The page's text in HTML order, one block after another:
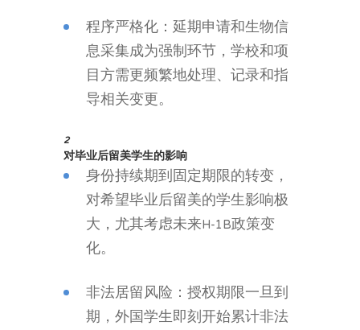
程序严格化：延期申请和生物信
息采集成为强制环节，学校和项
目方需更频繁地处理、记录和指
导相关变更。
2
对毕业后留美学生的影响
身份持续期到固定期限的转变，
对希望毕业后留美的学生影响极
大，尤其考虑未来H-1B政策变
化。
非法居留风险：授权期限一旦到
期，外国学生即刻开始累计非法